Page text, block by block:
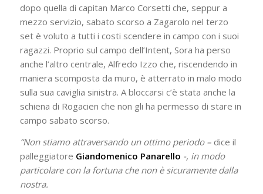
dopo quella di capitan Marco Corsetti che, seppur a
mezzo servizio, sabato scorso a Zagarolo nel terzo
set è voluto a tutti i costi scendere in campo con i suoi
ragazzi. Proprio sul campo dell’Intent, Sora ha perso
anche l’altro centrale, Alfredo Izzo che, riscendendo in
maniera scomposta da muro, è atterrato in malo modo
sulla sua caviglia sinistra. A bloccarsi c’è stata anche la
schiena di Rogacien che non gli ha permesso di stare in
campo sabato scorso.
“Non stiamo attraversando un ottimo periodo – dice il
palleggiatore Giandomenico Panarello -, in modo
particolare con la fortuna che non è sicuramente dalla
nostra.